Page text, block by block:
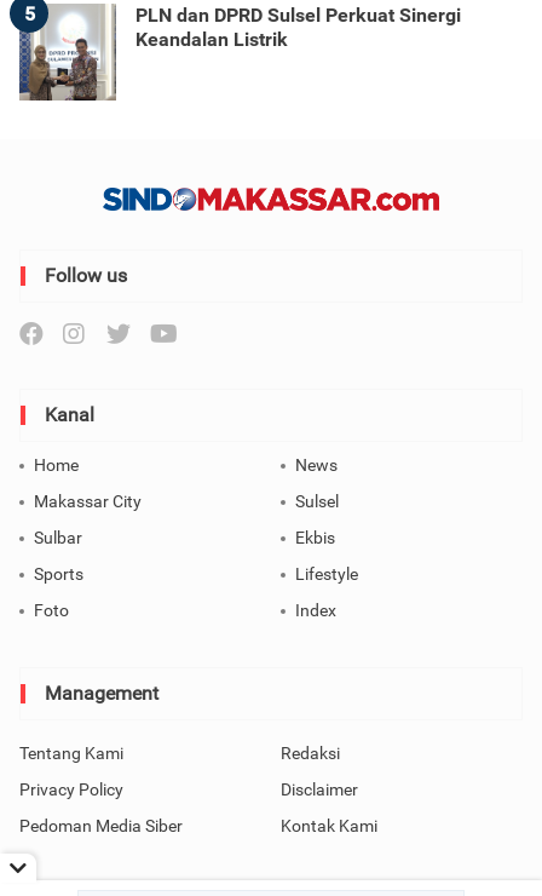
5
PLN dan DPRD Sulsel Perkuat Sinergi
Keandalan Listrik
Follow us
Kanal
Home
News
Makassar City
Sulsel
Sulbar
Ekbis
Sports
Lifestyle
Foto
Index
Management
Tentang Kami
Redaksi
Privacy Policy
Disclaimer
Pedoman Media Siber
Kontak Kami